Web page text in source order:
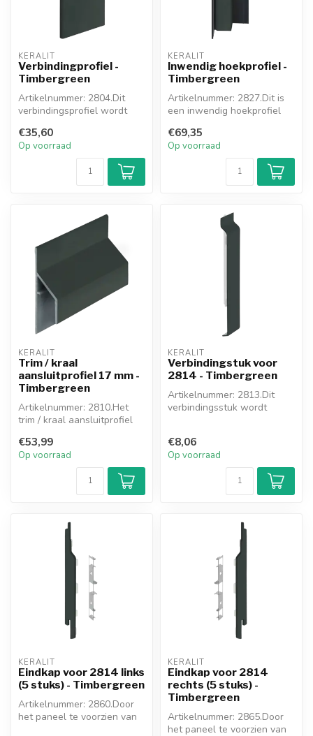
KERALIT
Verbindingprofiel -
Timbergreen
Artikelnummer: 2804.Dit
verbindingsprofiel wordt
gevel...
€35,60
Op voorraad
KERALIT
Inwendig hoekprofiel -
Timbergreen
Artikelnummer: 2827.Dit is
een inwendig hoekprofiel
hoeks...
€69,35
Op voorraad
KERALIT
Trim / kraal
aansluitprofiel 17 mm -
Timbergreen
Artikelnummer: 2810.Het
trim / kraal aansluitprofiel
geen...
€53,99
Op voorraad
KERALIT
Verbindingstuk voor
2814 - Timbergreen
Artikelnummer: 2813.Dit
verbindingsstuk wordt
€8,06
Op voorraad
KERALIT
Eindkap voor 2814 links
(5 stuks) - Timbergreen
Artikelnummer: 2860.Door
het paneel te voorzien van
KERALIT
Eindkap voor 2814
rechts (5 stuks) -
Timbergreen
Artikelnummer: 2865.Door
het paneel te voorzien van